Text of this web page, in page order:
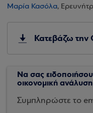
Μαρία Κασόλα,
Κατεβάζω την
Να σας
οικονομική
Συμπληρώστε το